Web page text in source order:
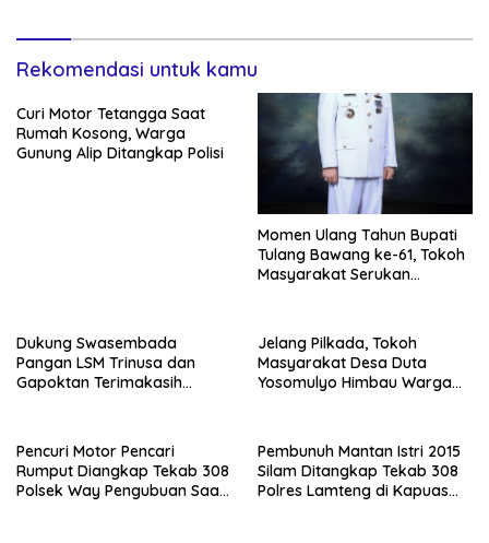
Rekomendasi untuk kamu
Curi Motor Tetangga Saat
Rumah Kosong, Warga
Gunung Alip Ditangkap Polisi
Momen Ulang Tahun Bupati
Tulang Bawang ke-61, Tokoh
Masyarakat Serukan
Dukung Swasembada
Pangan LSM Trinusa dan
Gapoktan Terimakasih
Jelang Pilkada, Tokoh
Masyarakat Desa Duta
Yosomulyo Himbau Warga
Pencuri Motor Pencari
Rumput Diangkap Tekab 308
Polsek Way Pengubuan Saat
Pembunuh Mantan Istri 2015
Silam Ditangkap Tekab 308
Polres Lamteng di Kapuas